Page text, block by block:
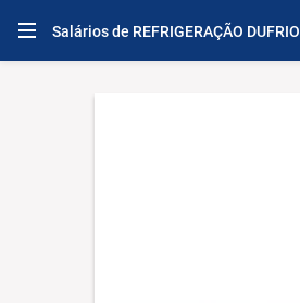
Salários de REFRIGERAÇÃO DUFRIO